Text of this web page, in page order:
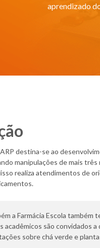
aprendizado
destina-se ao
manipulações de mais três
realiza atendimentos de
a Farmácia Escola também
acadêmicos são convidados a
sobre chá verde e